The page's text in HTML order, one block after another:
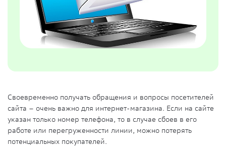
Своевременно получать обращения и вопросы посетителей
сайта – очень важно для интернет-магазина. Если на сайте
указан только номер телефона, то в случае сбоев в его
работе или перегруженности линии, можно потерять
потенциальных покупателей.